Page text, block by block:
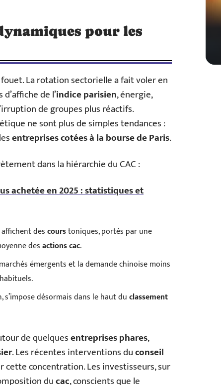
pour les
La rotation sectorielle a fait voler en
de l’indice parisien, énergie,
de groupes plus réactifs.
ne sont plus de simples tendances :
entreprises cotées à la bourse de Paris.
dans la hiérarchie du CAC :
achetée en 2025 : statistiques et
descourstoniques, portés par une
desactions cac.
émergents et la demande chinoise moins
s’impose désormais dans le haut duclassement
de quelquesentreprises phares,
. Les récentes interventions duconseil
cette concentration. Les investisseurs, sur
ducac, conscients que le